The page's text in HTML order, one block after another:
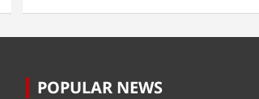
POPULAR NEWS